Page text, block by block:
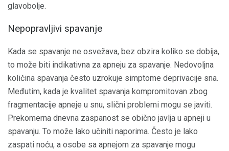
glavobolje.
Nepopravljivi spavanje
Kada se spavanje ne osvežava, bez obzira koliko se dobija,
to može biti indikativna za apneju za spavanje. Nedovoljna
količina spavanja često uzrokuje simptome deprivacije sna.
Međutim, kada je kvalitet spavanja kompromitovan zbog
fragmentacije apneje u snu, slični problemi mogu se javiti.
Prekomerna dnevna zaspanost se obično javlja u apneji u
spavanju. To može lako učiniti naporima. Često je lako
zaspati noću, a osobe sa apnejom za spavanje mogu